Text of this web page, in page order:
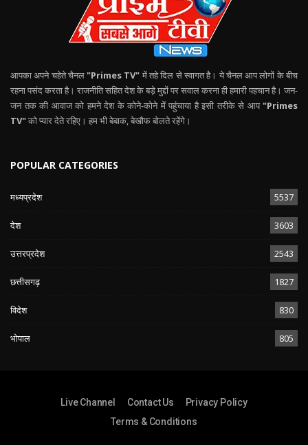
आपका अपने चहेते चैनल "Primes TV" में तहे दिल से स्वागत है। ये चैनल आप लोगों के बीच
रहना पसंद करता है। राजनीति सहित देश के बड़े मुद्दों पर सवाल करना ही हमारी पहचान है। जन-
जन तक की आवाज को हमने देश के कोने-कोने में पहुंचाया है इसी तरीके से आप "Primes
TV"को प्यार देते रहिए। हम भी बेबाक, बेखौफ बोलते रहेंगे।
POPULAR CATEGORIES
मध्यप्रदेश 5537
देश 3603
उत्तरप्रदेश 2543
छत्तीसगढ़ 1827
विदेश 830
भोपाल 805
Live Channel Contact Us
Privacy Policy
Terms & Conditions